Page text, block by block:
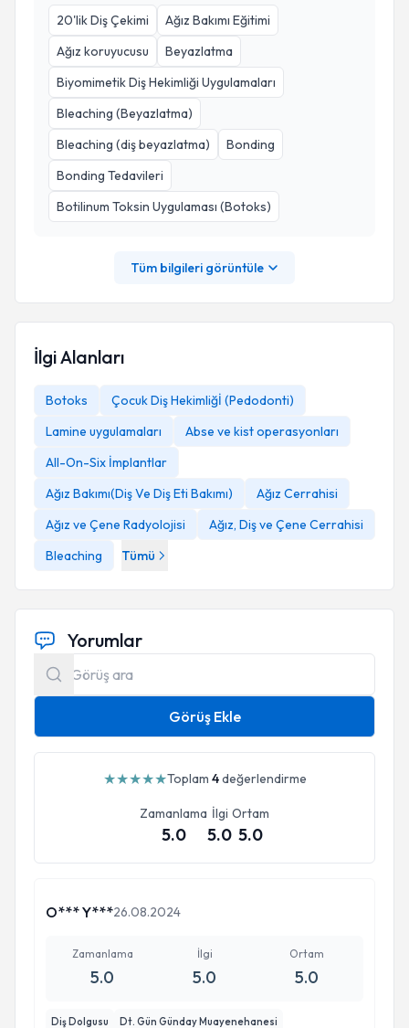
20'lik Diş Çekimi
Ağız Bakımı Eğitimi
Ağız koruyucusu
Beyazlatma
Biyomimetik Diş Hekimliği Uygulamaları
Bleaching (Beyazlatma)
Bleaching (diş beyazlatma)
Bonding
Bonding Tedavileri
Botilinum Toksin Uygulaması (Botoks)
Tüm bilgileri görüntüle
İlgi Alanları
Botoks
Çocuk Diş Hekimliğİ (Pedodonti)
Lamine uygulamaları
Abse ve kist operasyonları
All-On-Six İmplantlar
Ağız Bakımı(Diş Ve Diş Eti Bakımı)
Ağız Cerrahisi
Ağız ve Çene Radyolojisi
Ağız, Diş ve Çene Cerrahisi
Bleaching
Tümü
Yorumlar
Görüş Ekle
★★★★★Toplam 4değerlendirme
Zamanlama
5.0
İlgi
5.0
Ortam
5.0
O*** Y***26.08.2024
Zamanlama
5.0
İlgi
5.0
Ortam
5.0
Diş Dolgusu Dt. Gün Günday Muayenehanesi